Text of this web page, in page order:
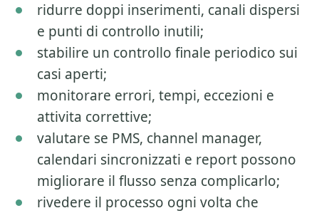
ridurre doppi inserimenti, canali dispersi
e punti di controllo inutili;
stabilire un controllo finale periodico sui
casi aperti;
monitorare errori, tempi, eccezioni e
attivita correttive;
valutare se PMS, channel manager,
calendari sincronizzati e report possono
migliorare il flusso senza complicarlo;
rivedere il processo ogni volta che